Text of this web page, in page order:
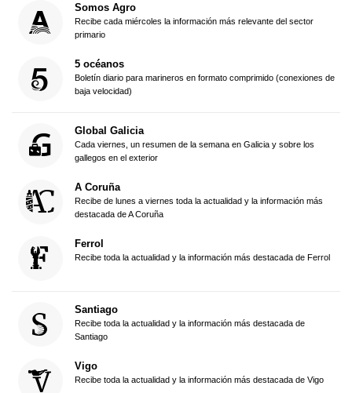
Somos Agro
Recibe cada miércoles la información más relevante del sector
primario
5 océanos
Boletín diario para marineros en formato comprimido (conexiones de
baja velocidad)
Global Galicia
Cada viernes, un resumen de la semana en Galicia y sobre los
gallegos en el exterior
A Coruña
Recibe de lunes a viernes toda la actualidad y la información más
destacada de A Coruña
Ferrol
Recibe toda la actualidad y la información más destacada de Ferrol
Santiago
Recibe toda la actualidad y la información más destacada de
Santiago
Vigo
Recibe toda la actualidad y la información más destacada de Vigo